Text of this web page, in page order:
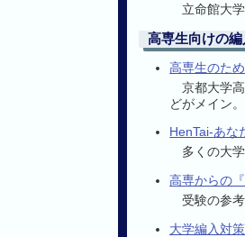
立命館大
高専生向けの編
高専生のた
京都大学
どがメイン。
HenTai-あな
多くの大
高専からの
受験の参
大学編入対